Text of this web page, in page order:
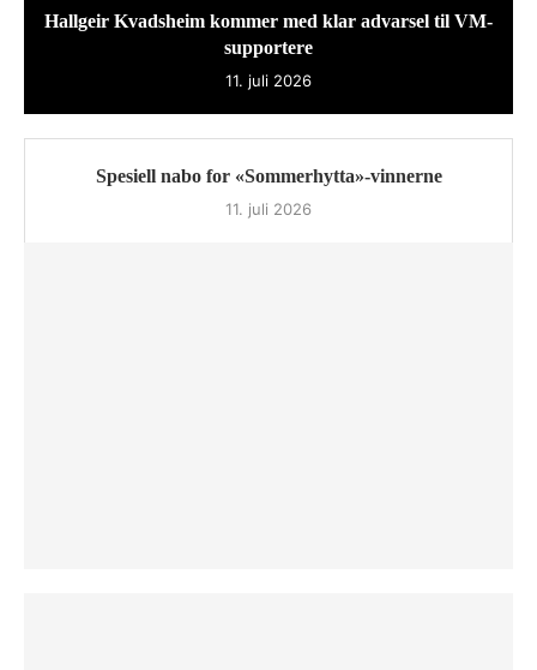
Hallgeir Kvadsheim kommer med klar advarsel til VM-
supportere
11. juli 2026
Spesiell nabo for «Sommerhytta»-vinnerne
11. juli 2026